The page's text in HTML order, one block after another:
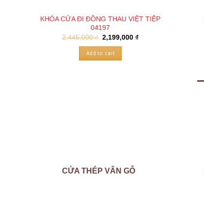
KHÓA CỬA ĐI ĐỒNG THAU VIỆT TIỆP
04197
2,445,000₫ 2,199,000₫
Add to cart
CỬA THÉP VÂN GỖ